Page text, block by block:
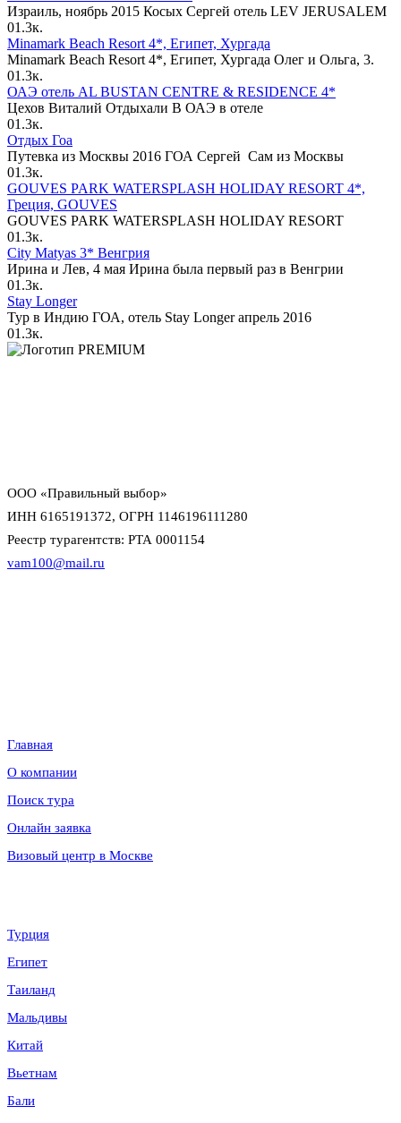
Израиль, ноябрь 2015 Косых Сергей отель LEV JERUSALEM
01.3к.
Minamark Beach Resort 4*, Египет, Хургада
Minamark Beach Resort 4*, Египет, Хургада Олег и Ольга, 3.
01.3к.
ОАЭ отель AL BUSTAN CENTRE & RESIDENCE 4*
Цехов Виталий Отдыхали В ОАЭ в отеле
01.3к.
Отдых Гоа
Путевка из Москвы 2016 ГОА Сергей Сам из Москвы
01.3к.
GOUVES PARK WATERSPLASH HOLIDAY RESORT 4*,
Греция, GOUVES
GOUVES PARK WATERSPLASH HOLIDAY RESORT
01.3к.
City Matyas 3* Венгрия
Ирина и Лев, 4 мая Ирина была первый раз в Венгрии
01.3к.
Stay Longer
Тур в Индию ГОА, отель Stay Longer апрель 2016
01.3к.
ООО «Правильный выбор»
ИНН 6165191372, ОГРН 1146196111280
Реестр турагентств: РТА 0001154
vam100@mail.ru
Главная
О компании
Поиск тура
Онлайн заявка
Визовый центр в Москве
Турция
Египет
Таиланд
Мальдивы
Китай
Вьетнам
Бали